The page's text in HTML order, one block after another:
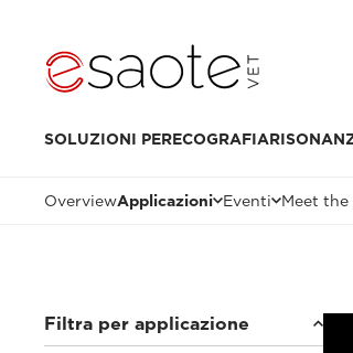
SOLUZIONI PERECOGRAFIA
OverviewApplicazioni Eventi Meet the
Filtra per applicazione